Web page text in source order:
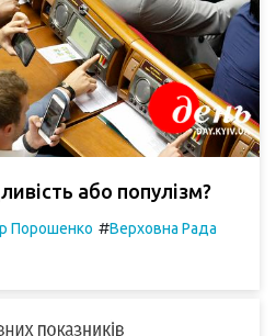
або популізм?
Порошенко #Верховна Рада